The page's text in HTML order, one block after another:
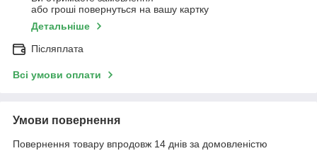
або гроші повернуться на вашу картку
Детальніше
Післяплата
Всі умови оплати
Умови повернення
Повернення товару впродовж 14 днів за домовленістю